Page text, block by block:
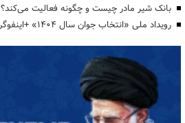
بانک شیر مادر چیست و چگونه فعالیت می‌کند؟
رویداد ملی «انتخاب جوان سال ۱۴۰۴» +اینفوگرافی